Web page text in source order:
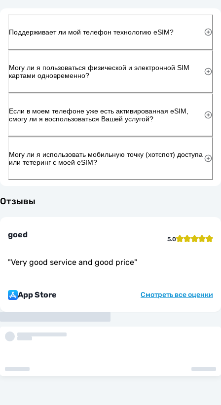
Поддерживает ли мой телефон технологию eSIM?
Могу ли я пользоваться физической и электронной SIM
картами одновременно?
Если в моем телефоне уже есть активированная eSIM,
смогу ли я воспользоваться Вашей услугой?
Могу ли я использовать мобильную точку (хотспот) доступа
или тетеринг с моей eSIM?
Отзывы
goed 5.0
"Very good service and good price"
App Store Смотреть все оценки